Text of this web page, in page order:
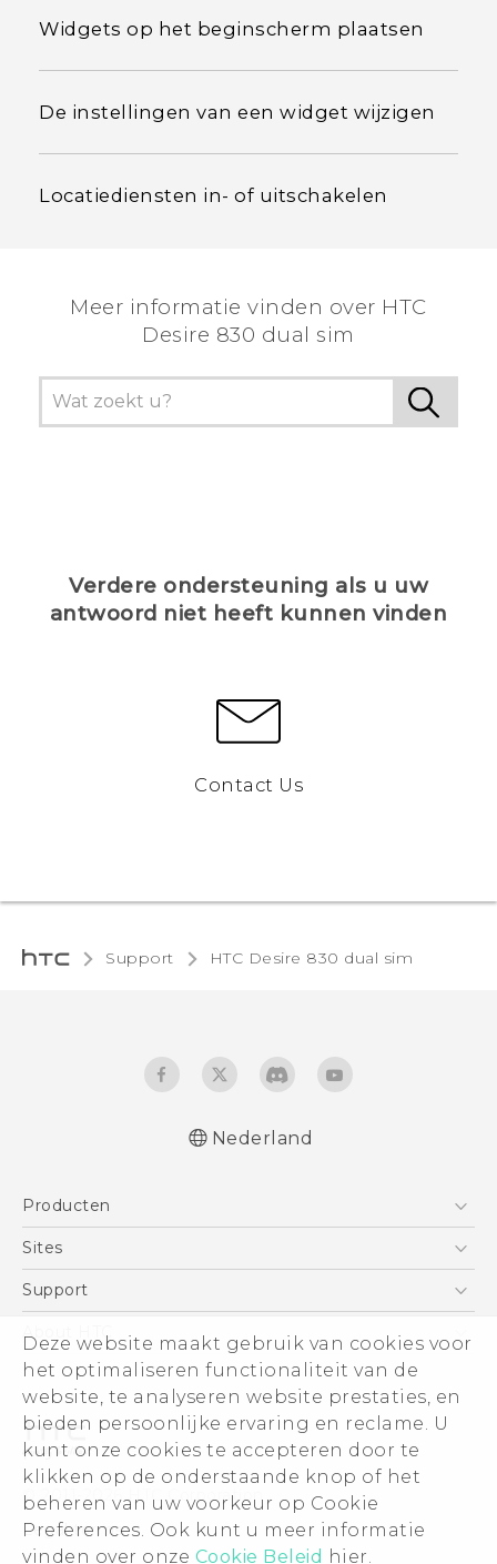
Deze website maakt gebruik van cookies voor
het optimaliseren functionaliteit van de
website, te analyseren website prestaties, en
bieden persoonlijke ervaring en reclame. U
kunt onze cookies te accepteren door te
klikken op de onderstaande knop of het
beheren van uw voorkeur op Cookie
Preferences. Ook kunt u meer informatie
vinden over onze Cookie Beleid hier.
Widgets op het beginscherm plaatsen
De instellingen van een widget wijzigen
Locatiediensten in- of uitschakelen
Meer informatie vinden over HTC
Desire 830 dual sim
Verdere ondersteuning als u uw
antwoord niet heeft kunnen vinden
Contact Us
Support HTC Desire 830 dual sim‎
Nederlands - Gebruikershandleiding
wettelijke voorschriften
Deutsch - Informationen zur Sicherheit und
behördliche Bestimmungen
English - Quick start guide
English - User manual
English - Safety and regulatory guide
Nederland
Producten
Telefoons
Vive
Accessoires
Sites
HTC Vive
Aan de slag
Support
Support voor eCommerce
About HTC
ESG
Informatie over het bedrijf
Voor beleggers (engels)
Cookie Preferences
Vacatures
Security and Privacy Whitepaper
© 2011-2026 HTC Corporation
Legal terms